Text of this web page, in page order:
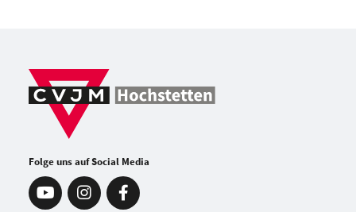
Folge uns auf Social Media
https://www.youtube.com/c/cvjmhochstetten
https://www.instagram.com/cvjmhochstetten/
https://www.facebook.com/cvjmhochstetten